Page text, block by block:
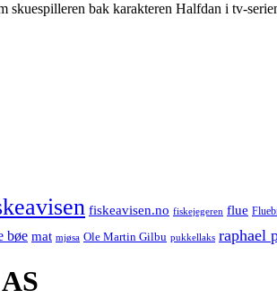
skuespilleren bak karakteren Halfdan i tv-
fiskeavisen.no fiskejegeren flue
bøe mat mjøsa Ole Martin Gilbu pukkellaks raphael